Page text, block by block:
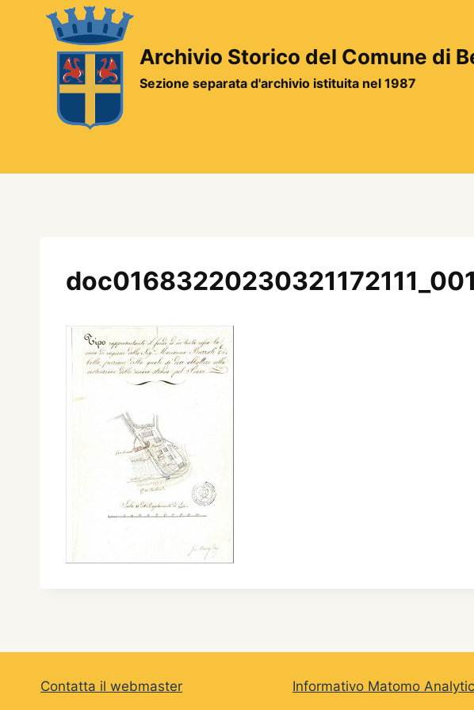
contenuto
Archivio Storico del Comune di
Sezione separata d'archivio istituita nel 1987
doc01683220230321172111_001
Contatta il webmaster Informativo Matomo